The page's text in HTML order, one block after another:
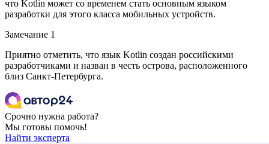
что Kotlin может со временем стать основным языком
разработки для этого класса мобильных устройств.
Замечание 1
Приятно отметить, что язык Kotlin создан российскими
разработчиками и назван в честь острова, расположенного
близ Санкт-Петербурга.
Срочно нужна работа?
Мы готовы помочь!
Найти эксперта